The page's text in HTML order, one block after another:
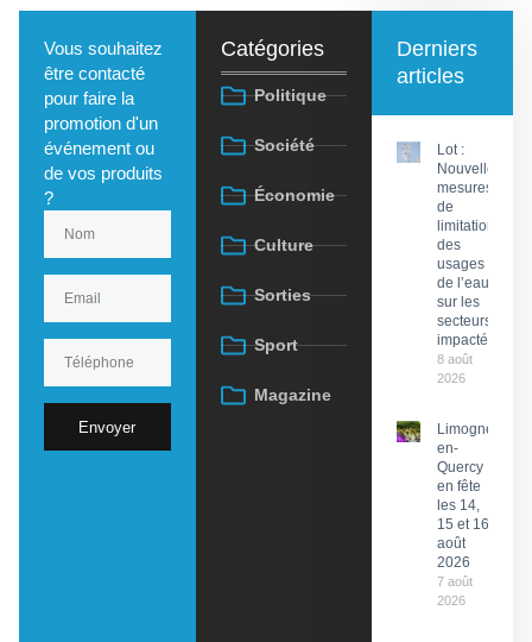
Vous souhaitez
être contacté
pour faire la
promotion d'un
événement ou
de vos produits
?
Envoyer
Catégories
Politique
Société
Économie
Culture
Sorties
Sport
Magazine
Derniers
articles
Lot :
Nouvelles
mesures
de
limitation
des
usages
de l’eau
sur les
secteurs
impactés
8 août
2026
Limogne-
en-
Quercy
en fête
les 14,
15 et 16
août
2026
7 août
2026